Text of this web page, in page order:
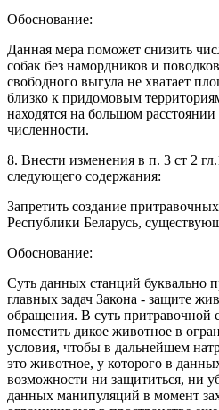
Обоснование:
Данная мера поможет снизить
собак без намордников и
свободного выгула не хватает
близко к придомовым
находятся на большом
численности.
8. Внести изменения в п. 3 ст 2
следующего содержания:
Запретить создание
Республики Беларусь,
Обоснование:
Суть данных станций буквально
главных задач Закона - защите
обращения. В суть притравочной
поместить дикое животное в
условия, чтобы в дальнейшем
это животное, у которого в
возможности ни защититься, ни
данных манипуляций в момент